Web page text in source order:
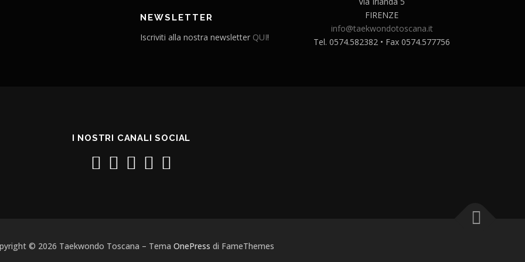
NEWSLETTER
Iscriviti alla nostra newsletter QUI!
FIRENZE
info@taekwondotoscana.it
Tel. 0574.582382 • Fax 0574.577756
I NOSTRI CANALI SOCIAL
© 2026 Taekwondo Toscana – Tema OnePress di FameThemes